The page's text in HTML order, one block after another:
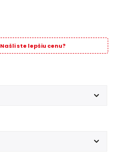
Našli ste lepšiu cenu?